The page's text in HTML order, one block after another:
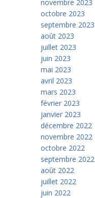
novembre 2023
octobre 2023
septembre 2023
août 2023
juillet 2023
juin 2023
mai 2023
avril 2023
mars 2023
février 2023
janvier 2023
décembre 2022
novembre 2022
octobre 2022
septembre 2022
août 2022
juillet 2022
juin 2022